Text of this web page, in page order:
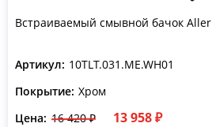
Встраиваемый смывной бачок Aller
Артикул: 10TLT.031.ME.WH01
Покрытие: Хром
Цена: 16 420 ₽ 13 958 ₽